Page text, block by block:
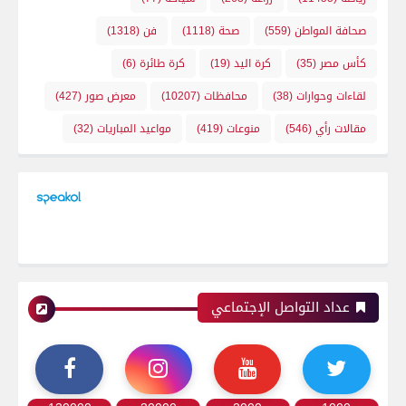
صحافة المواطن(559) صحة(1118) فن(1318)
كأس مصر (35) كرة اليد(19) كرة طائرة(6)
لقاءات وحوارات(38) محافظات(10207) معرض صور (427)
مقالات رأي(546) منوعات(419) مواعيد المباريات(32)
عداد التواصل الإجتماعي